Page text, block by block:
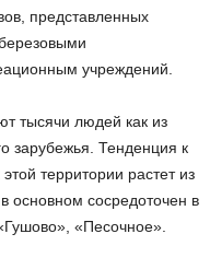
представленных
учреждений.
тысячи людей как из
зарубежья. Тенденция к
территории растет из
основном сосредоточен в
«Песочное».